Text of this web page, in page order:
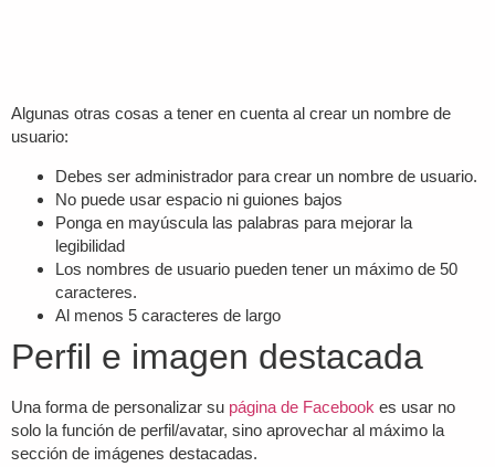
Algunas otras cosas a tener en cuenta al crear un nombre de
usuario:
Debes ser administrador para crear un nombre de usuario.
No puede usar espacio ni guiones bajos
Ponga en mayúscula las palabras para mejorar la
legibilidad
Los nombres de usuario pueden tener un máximo de 50
caracteres.
Al menos 5 caracteres de largo
Perfil e imagen destacada
Una forma de personalizar su página de Facebook es usar no
solo la función de perfil/avatar, sino aprovechar al máximo la
sección de imágenes destacadas.